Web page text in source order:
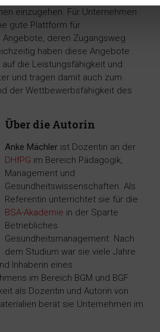
einzugehen. Für Unternehmen
gute Plattform für
deren Zugangsweg
haben diese Angebote
die Leistungsfähigkeit und
und tragen damit auch zum
der Wettbewerbsfähigkeit des
Über die Autorin
Anke Mächler ist Dozentin an der
DHfPG im Bereich Pädagogik,
Management und
Gesundheitswissenschaften. Als
Referentin unterrichtet sie für die
BSA-Akademie in der Sparte
Betriebliches
Gesundheitsmanagement. Nach
dem Studium war sie viele Jahre
Inhaberin eines
im Bereich BGM und BGF
als Dozentin und Autorin von
berät sie Unternehmen im